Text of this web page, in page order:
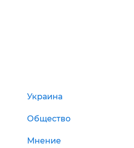
Украина
Общество
Мнение